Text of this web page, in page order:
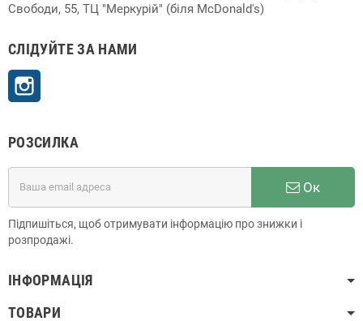
Свободи, 55, ТЦ "Меркурій" (біля McDonald's)
СЛІДУЙТЕ ЗА НАМИ
РОЗСИЛКА
Ок
Підпишіться, щоб отримувати інформацію про знижки і
розпродажі.
ІНФОРМАЦІЯ
ТОВАРИ